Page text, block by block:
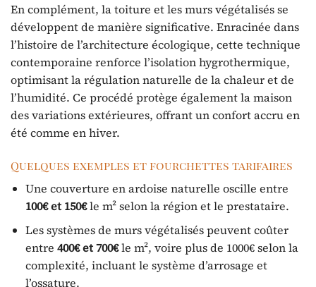
En complément, la toiture et les murs végétalisés se
développent de manière significative. Enracinée dans
l’histoire de l’architecture écologique, cette technique
contemporaine renforce l’isolation hygrothermique,
optimisant la régulation naturelle de la chaleur et de
l’humidité. Ce procédé protège également la maison
des variations extérieures, offrant un confort accru en
été comme en hiver.
Quelques exemples et fourchettes tarifaires
Une couverture en ardoise naturelle oscille entre
100€ et 150€le m² selon la région et le prestataire.
Les systèmes de murs végétalisés peuvent coûter
entre 400€ et 700€le m², voire plus de 1000€ selon la
complexité, incluant le système d’arrosage et
l’ossature.